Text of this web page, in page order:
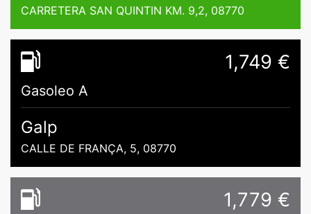
CARRETERA SAN QUINTIN KM. 9,2, 08770
1,749 €
Gasoleo A
Galp
CALLE DE FRANÇA, 5, 08770
1,779 €